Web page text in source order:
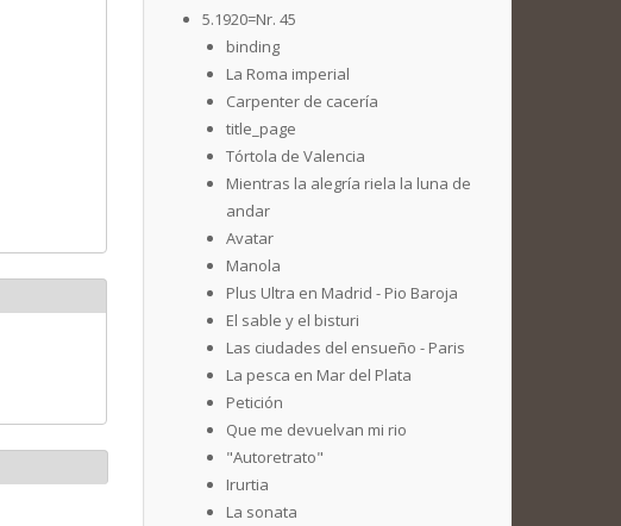
5.1920=Nr. 45
binding
La Roma imperial
Carpenter de cacería
title_page
Tórtola de Valencia
Mientras la alegría riela la luna de
andar
Avatar
Manola
Plus Ultra en Madrid - Pio Baroja
El sable y el bisturi
Las ciudades del ensueño - Paris
La pesca en Mar del Plata
Petición
Que me devuelvan mi rio
"Autoretrato"
Irurtia
La sonata